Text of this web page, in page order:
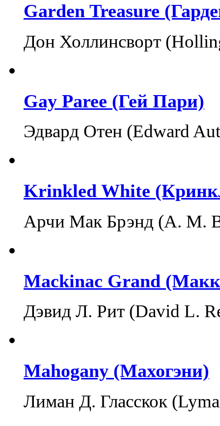
Garden Treasure
Дон Холлинсворт
Gay Paree (Гей Пари)
Эдвард Отен (Edward
Krinkled White
Арчи Мак Брэнд (A. M.
Mackinac Grand
Дэвид Л. Рит (David L.
Mahogany (Махогэни)
Лиман Д. Гласскок